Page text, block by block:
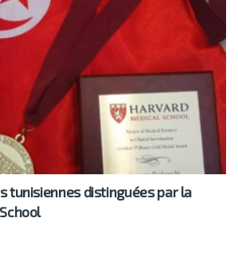
tunisiennes distinguées par la